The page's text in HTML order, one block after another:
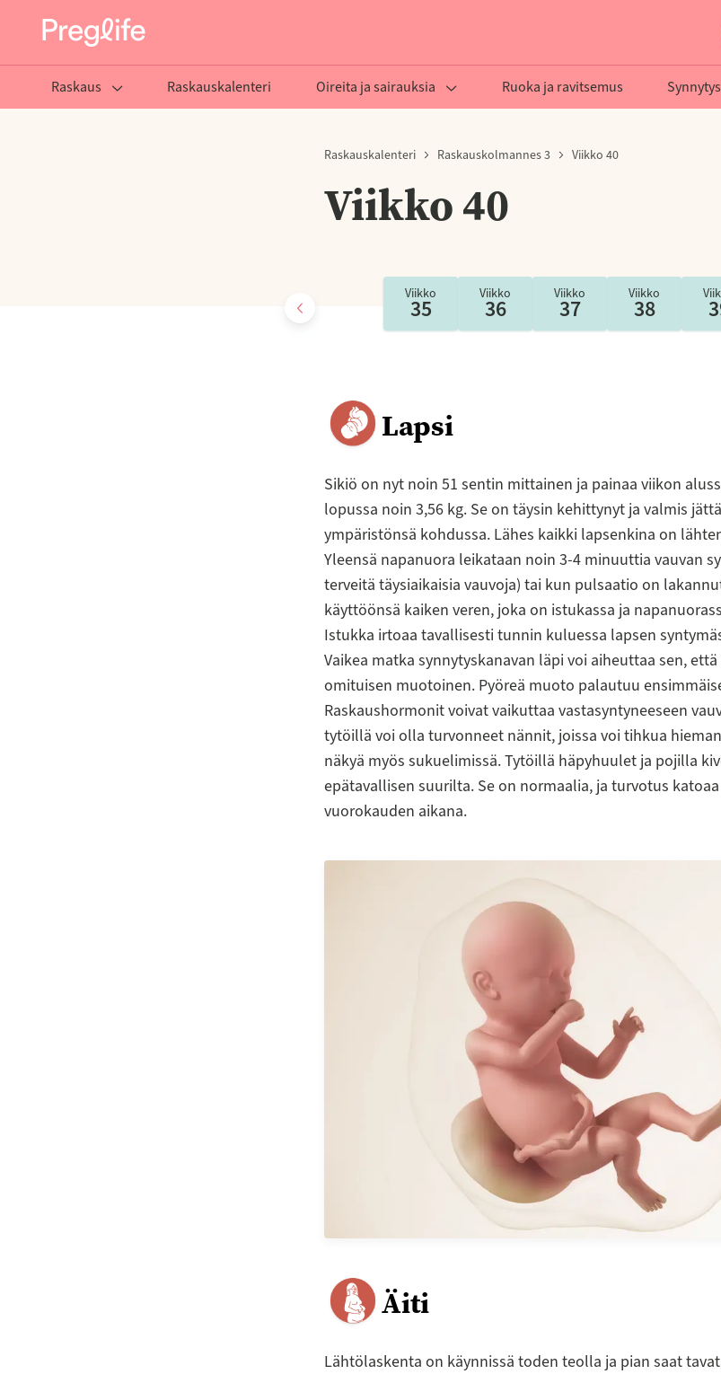
Raskaus Raskauskalenteri Oireita ja sairauksia Ruoka ja ravitsemus Synnytys
Raskauskalenteri Raskauskolmannes 3 Viikko 40
Viikko 40
Viikko
35
Viikko
36
Viikko
37
Viikko
38
Lapsi
Sikiö on nyt noin 51 sentin mittainen ja painaa viikon
lopussa noin 3,56 kg. Se on täysin kehittynyt ja valmis
ympäristönsä kohdussa. Lähes kaikki lapsenkina on
Yleensä napanuora leikataan noin 3-4 minuuttia vauvan
terveitä täysiaikaisia vauvoja) tai kun pulsaatio on
käyttöönsä kaiken veren, joka on istukassa ja
Istukka irtoaa tavallisesti tunnin kuluessa lapsen
Vaikea matka synnytyskanavan läpi voi aiheuttaa sen,
omituisen muotoinen. Pyöreä muoto palautuu
Raskaushormonit voivat vaikuttaa vastasyntyneeseen
tytöillä voi olla turvonneet nännit, joissa voi tihkua
näkyä myös sukuelimissä. Tytöillä häpyhuulet ja pojilla
epätavallisen suurilta. Se on normaalia, ja turvotus
vuorokauden aikana.
Äiti
Lähtölaskenta on käynnissä toden teolla ja pian saat